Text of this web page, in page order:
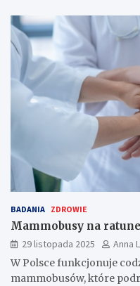
BADANIA ZDROWIE
Mammobusy na
29 listopada 2025
Anna
W Polsce funkcjonuje
mammobusów, które